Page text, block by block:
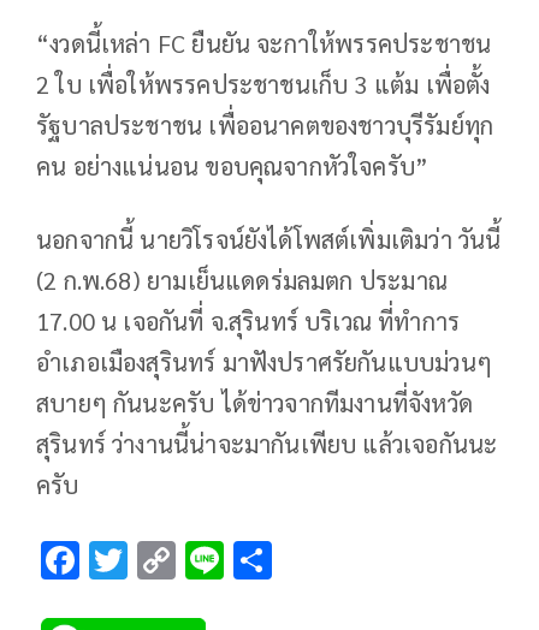
“งวดนี้เหล่า FC ยืนยัน จะกาให้พรรคประชาชน
2 ใบ เพื่อให้พรรคประชาชนเก็บ 3 แต้ม เพื่อตั้ง
รัฐบาลประชาชน เพื่ออนาคตของชาวบุรีรัมย์ทุก
คน อย่างแน่นอน ขอบคุณจากหัวใจครับ”
นอกจากนี้ นายวิโรจน์ยังได้โพสต์เพิ่มเติมว่า วันนี้
(2 ก.พ.68) ยามเย็นแดดร่มลมตก ประมาณ
17.00 น เจอกันที่ จ.สุรินทร์ บริเวณ ที่ทำการ
อำเภอเมืองสุรินทร์ มาฟังปราศรัยกันแบบม่วนๆ
สบายๆ กันนะครับ ได้ข่าวจากทีมงานที่จังหวัด
สุรินทร์ ว่างานนี้น่าจะมากันเพียบ แล้วเจอกันนะ
ครับ
F T C Li